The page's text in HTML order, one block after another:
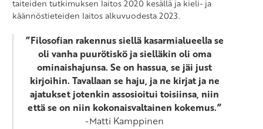
taiteiden tutkimuksen laitos 2020 kesällä ja kieli- ja
käännöstieteiden laitos alkuvuodesta 2023.
”Filosofian rakennus siellä kasarmialueella se
oli vanha puurötiskö ja sielläkin oli oma
ominaishajunsa. Se on hassua, se jäi just
kirjoihin. Tavallaan se haju, ja ne kirjat ja ne
ajatukset jotenkin assosioitui toisiinsa, niin
että se on niin kokonaisvaltainen kokemus.”
-Matti Kamppinen